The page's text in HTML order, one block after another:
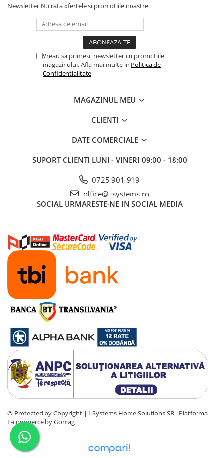
Newsletter Nu rata ofertele si promotiile noastre
Vreau sa primesc newsletter cu promotiile
magazinului. Afla mai multe in Politica de
Confidentialitate
MAGAZINUL MEU
CLIENTI
DATE COMERCIALE
SUPORT CLIENTI LUNI - VINERI 09:00 - 18:00
0725 901 919
office@i-systems.ro
SOCIAL URMARESTE-NE IN SOCIAL MEDIA
© Protected by Copyright | I-Systems Home Solutions SRL Platforma
E-commerce by Gomag